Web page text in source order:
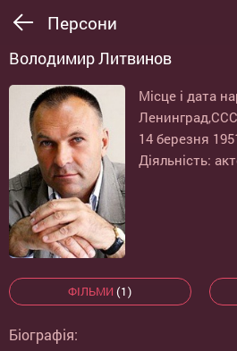
Персони
Володимир Литвинов
Місце і дата
14 березня
Діяльність:
ФІЛЬМИ (1)
Біографія: